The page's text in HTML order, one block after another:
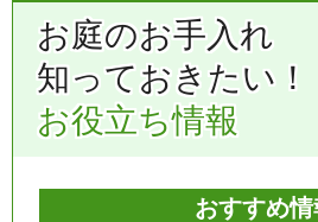
お庭のお手入れ
知っておきたい！
お役立ち情報
おすすめ